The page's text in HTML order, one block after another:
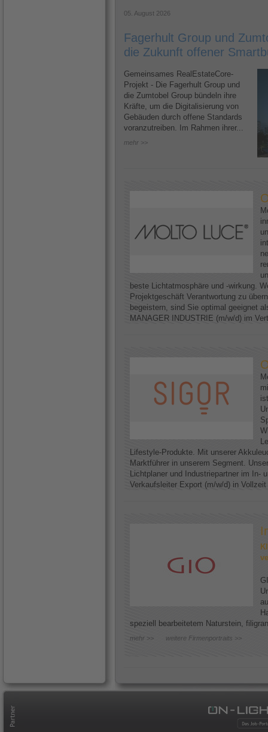
05. August 2026
Fagerhult Group und
die Zukunft offener
Gemeinsames RealEstateCore-
Projekt - Die Fagerhult Group und
die Zumtobel Group bündeln ihre
Kräfte, um die Digitalisierung von
Gebäuden durch offene Standards
voranzutreiben. Im Rahmen ihrer...
mehr >>
beste Lichtatmosphäre und -wirkung.
Projektgeschäft Verantwortung zu
begeistern, sind Sie optimal geeignet
MANAGER INDUSTRIE (m/w/d) im
Lifestyle-Produkte. Mit unserer
Marktführer in unserem Segment.
Lichtplaner und Industriepartner im In-
Verkaufsleiter Export (m/w/d) in
speziell bearbeitetem Naturstein,
mehr >> weitere Firmenportraits >>